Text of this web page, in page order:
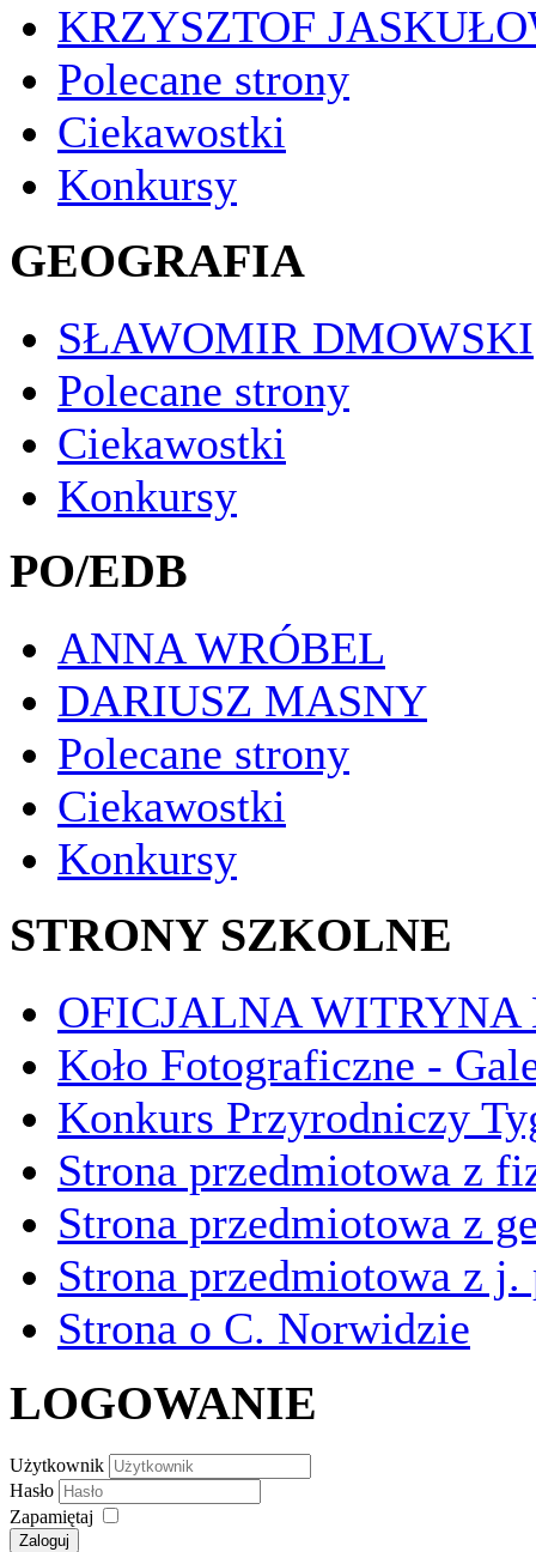
KRZYSZTOF
Polecane strony
Ciekawostki
Konkursy
GEOGRAFIA
SŁAWOMIR DMOWSKI
Polecane strony
Ciekawostki
Konkursy
PO/EDB
ANNA WRÓBEL
DARIUSZ MASNY
Polecane strony
Ciekawostki
Konkursy
STRONY SZKOLNE
OFICJALNA
Koło Fotograficzne -
Konkurs Przyrodniczy
Strona przedmiotowa z
Strona przedmiotowa z
Strona przedmiotowa z j.
Strona o C. Norwidzie
LOGOWANIE
Użytkownik
Hasło
Zapamiętaj
Zaloguj